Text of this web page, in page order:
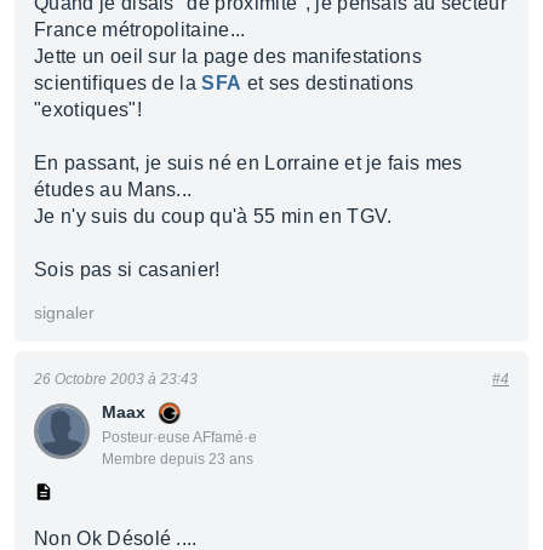
France métropolitaine...
Jette un oeil sur la page des manifestations
scientifiques de laSFA et ses destinations
"exotiques"!
En passant, je suis né en Lorraine et je fais mes
études au Mans...
Je n'y suis du coup qu'à 55 min en TGV.
Sois pas si casanier!
signaler
Maax
Posteur·euse AFfamé·e
Membre depuis 23 ans
26 Octobre 2003 à 23:43 #4
Non Ok Désolé ....